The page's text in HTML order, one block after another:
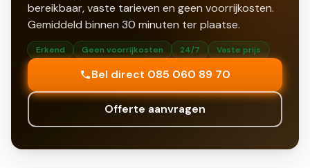
bereikbaar, vaste tarieven en geen voorrijkosten.
Gemiddeld binnen 30 minuten ter plaatse.
Erkend Geen voorrijkosten 24/7 Vaste prijs
Bel direct 085 060 89 70
Offerte aanvragen